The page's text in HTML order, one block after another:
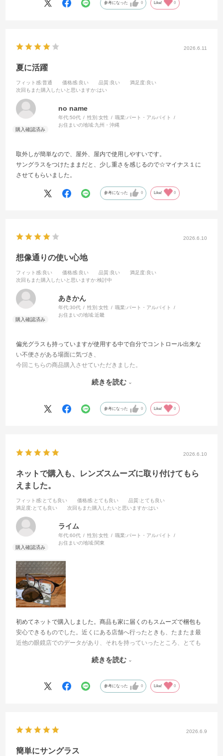
参考になった 0 Like! 0
2026.6.11
夏に活躍
フィット感:普通 価格感:良い 品質:良い 満足度:良い
次回もまた購入したいと思いますか:はい
no name
年代:50代 性別:女性 職業:パート・アルバイト
お住まいの地域:九州・沖縄
取外しが簡単なので、屋外、屋内で使用しやすいです。
サングラスをつけたままだと、少し重さを感じるので☆マイナス１に
させてもらいました。
参考になった 0 Like! 0
2026.6.10
想像通りの使い心地
フィット感:良い 価格感:良い 品質:良い 満足度:良い
次回もまた購入したいと思いますか:検討中
あきかん
年代:30代 性別:女性 職業:パート・アルバイト
お住まいの地域:近畿
偏光グラスも持っていますが使用する中で自分でコントロール出来な
い不便さがある場面に気づき、
今回こちらの商品購入させていただきました。
マグネット式で手間はほぼなく続きを読む
参考になった 0 Like! 0
2026.6.10
ネットで購入も、レンズスムーズに取り付けてもら
えました。
フィット感:とても良い 価格感:とても良い 品質:とても良い
満足度:とても良い 次回もまた購入したいと思いますか:はい
ライム
年代:60代 性別:女性 職業:パート・アルバイト
お住まいの地域:関東
初めてネットで購入しました。商品も家に届くのもスムーズで梱包も
安心できるものでした。近くにある店舗へ行ったときも、たまたま最
近他の眼鏡店でのデータがあり、それを持っていったところ、とても
ただ取り付けるサングラスケース?が布の袋でどお見ても危険で、さら
続きを読む
参考になった 0 Like! 0
2026.6.9
簡単にサングラス